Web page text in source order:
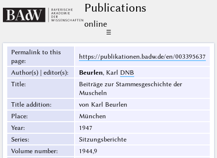
Publications
online
☰
Permalink to this
page:
https://publikationen.badw.de/en/003395637
Author(s) | editor(s): Beurlen, Karl DNB
Title:
Beiträge zur Stammesgeschichte der
Muscheln
Title addition:
von Karl Beurlen
Place:
München
Year:
1947
Series:
Sitzungsberichte
Volume number:
1944,9